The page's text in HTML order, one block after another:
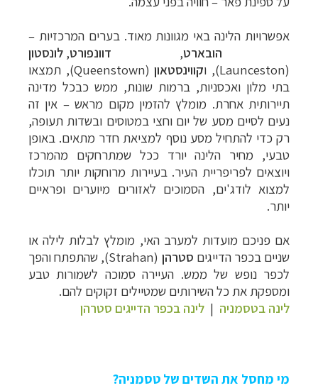
אפשרויות הלינה באי מגוונות מאוד. בערים המרכזיות –
הובארט, דוונפורט, לונסטון
(
Launceston
), וקווינסטאון (
Queenstown), תמצאו
בתי מלון ואכסניות, ברמות שונות, ממש כבכל מדינה
תיירותית אחרת. מומלץ להזמין מקום מראש– אין זה
נעים לסיים מסע של יום וחצי במטוסים ובשדות תעופה,
רק כדי להתחיל מסע נוסף למציאת חדר מתאים. באופן
טבעי, מחיר הלינה יורד ככל שמתרחקים מהמרכז
ויוצאים לפריפריית העיר. בעיירות מרוחקות יותר תוכלו
למצוא לודג'ים, הסמוכים לאזורים מיוערים ופראיים
יותר.
אם פניכם מועדות למערב האי, מומלץ לבלות לילה או
שניים בכפר הדייגים סטרהן (
Strahan), שהתפתח והפך
לכפר נופש של ממש. העיירה סמוכה לשמורות טבע
ומספקת את כל השירותים שמטיילים זקוקים להם.
לינה בטסמניה | לינה בכפר הדייגים סטרהן
מי מחסל את השדים של טסמניה?